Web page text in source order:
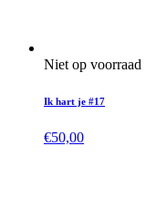
Niet op voorraad
Ik hart je #17
€50,00